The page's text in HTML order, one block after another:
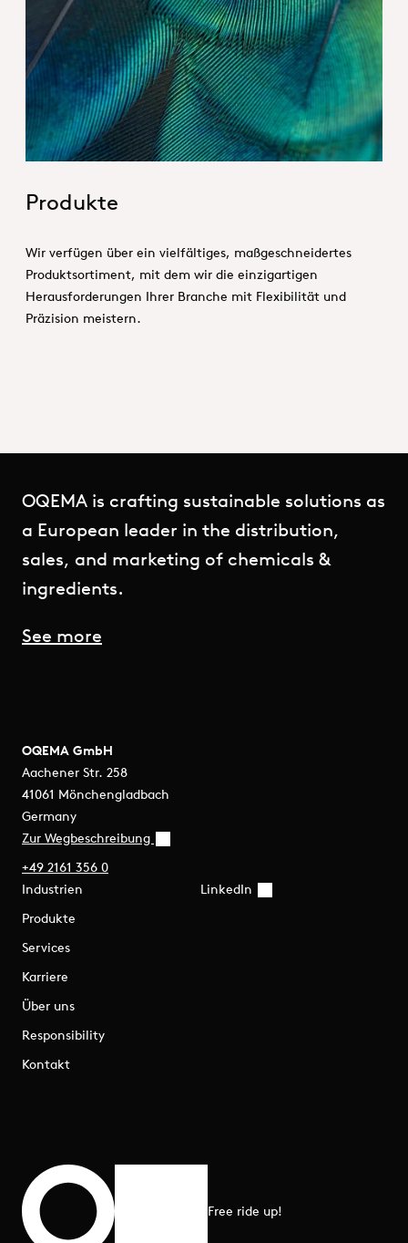
Hero_Our products
Produkte
Wir verfügen über ein vielfältiges, maßgeschneidertes
Produktsortiment, mit dem wir die einzigartigen
Herausforderungen Ihrer Branche mit Flexibilität und
Präzision meistern.
OQEMA is crafting sustainable solutions as
a European leader in the distribution,
sales, and marketing of chemicals &
ingredients.
See more
OQEMA GmbH
Aachener Str. 258
41061 Mönchengladbach
Germany
Zur Wegbeschreibung
+49 2161 356 0
Industrien
Produkte
Services
Karriere
Über uns
Responsibility
Kontakt
LinkedIn
Zum Seitenanfang
Free ride up!